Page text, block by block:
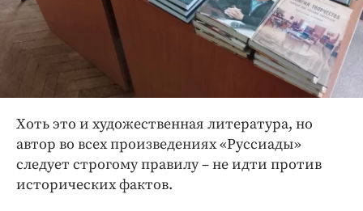
Хоть это и художественная литература, но
автор во всех произведениях «Руссиады»
следует строгому правилу – не идти против
исторических фактов.